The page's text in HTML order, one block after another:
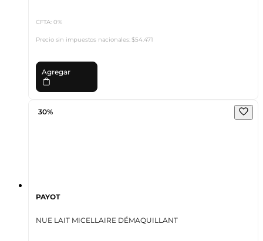
CFTA: 0%
Precio sin impuestos nacionales:$54.471
Agregar
30%
PAYOT
NUE LAIT MICELLAIRE DÉMAQUILLANT